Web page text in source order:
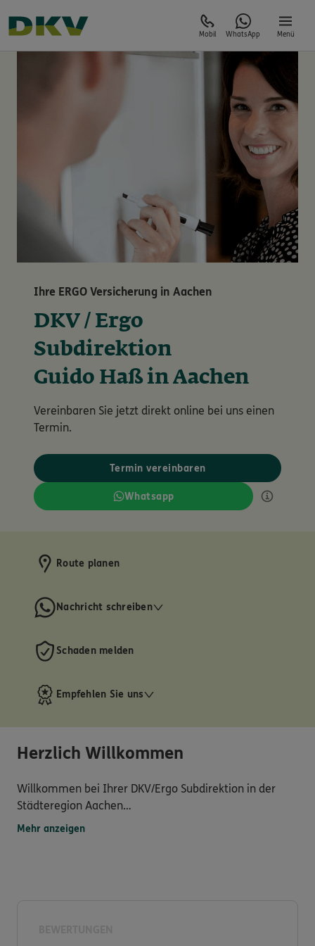
Mobil WhatsApp Menü
Ihre ERGO Versicherung in Aachen
DKV / Ergo
Subdirektion
Guido Haß in Aachen
Vereinbaren Sie jetzt direkt online bei uns einen
Termin.
Termin vereinbaren
Whatsapp
Route planen
Nachricht schreiben
Schaden melden
Empfehlen Sie uns
Herzlich Willkommen
Willkommen bei Ihrer DKV/Ergo Subdirektion in der
Städteregion Aachen
Wir bieten eine umfassende und hochwertige Beratung
Mehr anzeigen